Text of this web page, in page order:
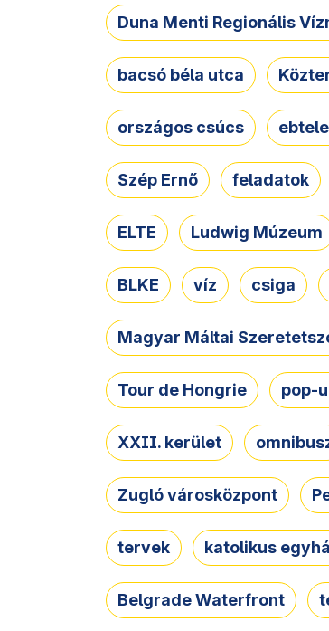
Duna Menti Regionális
bacsó béla utca
országos csúcs
Szép Ernő feladatok
ELTE Ludwig Múzeum
BLKE víz csiga
Magyar Máltai
Tour de Hongrie pop-
XXII. kerület
Zugló városközpont
tervek katolikus
Belgrade Waterfront